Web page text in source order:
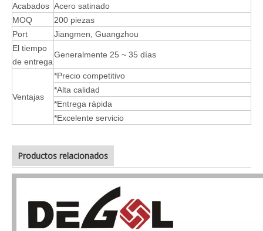
Acabados Acero satinado
MOQ
200 piezas
Port
Jiangmen, Guangzhou
El tiempo
de entrega
Generalmente 25 ~ 35 días
Ventajas
*Precio competitivo
*Alta calidad
*Entrega rápida
*Excelente servicio
Productos relacionados